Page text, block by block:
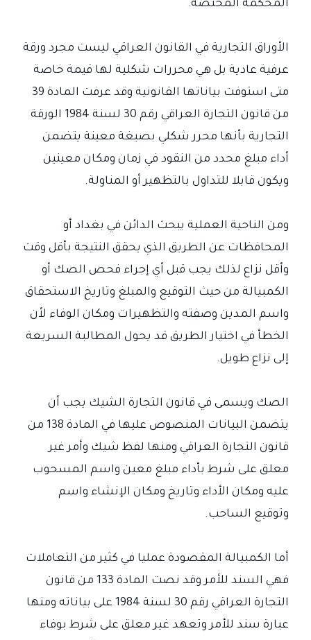
المحكمة المختصة.
الأوراق التجارية في القانون العراقي ليست مجرد ورقة
عرفية عادية بل هي محررات شكلية لها قيمة خاصة
متى استوفت بياناتها القانونية وقد عرفت المادة 39
من قانون التجارة العراقي رقم 30 لسنة 1984 الورقة
التجارية بأنها محرر شكلي بصيغة معينة يتضمن
أداء مبلغ محدد من النقود في زمان ومكان معينين
ويكون قابلا للتداول بالتظهير أو المناولة.
ومن الناحية العملية يبحث الدائن في بغداد أو
المحافظات عن الطريق الذي يحقق النتيجة بأقل وقت
وأقل نزاع لذلك يجب قبل أي إجراء فحص الصك أو
الكمبيالة من حيث التوقيع والمبلغ وتاريخ الاستحقاق
واسم المدين وصفته والتظهيرات ومكان الوفاء لأن
الخطأ في اختيار الطريق قد يحول المطالبة السريعة
إلى نزاع طويل.
الصك ويسمى في قانون التجارة الشيك يجب أن
يتضمن البيانات المنصوص عليها في المادة 138 من
قانون التجارة العراقي ومنها لفظ شيك وأمر غير
معلق على شرط بأداء مبلغ معين واسم المسحوب
عليه ومكان الأداء وتاريخ ومكان الإنشاء واسم
وتوقيع الساحب.
أما الكمبيالة المقصودة عمليا في كثير من التعاملات
فهي السند للأمر وقد نصت المادة 133 من قانون
التجارة العراقي رقم 30 لسنة 1984 على بياناته ومنها
عبارة سند للأمر وتعهد غير معلق على شرط بوفاء